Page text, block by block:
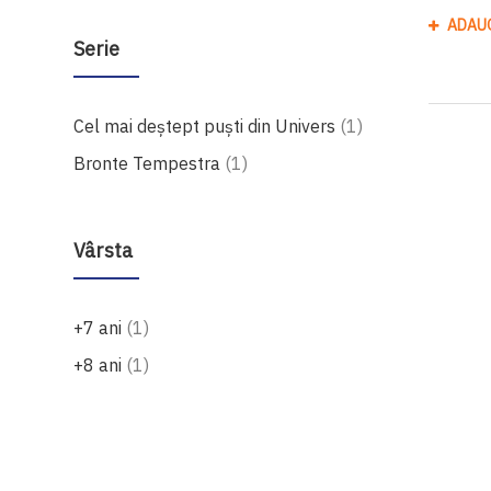
Serie
Cel mai deștept puști din Univers 1produs
Bronte Tempestra 1produs
Vârsta
+7 ani 1produs
+8 ani 1produs